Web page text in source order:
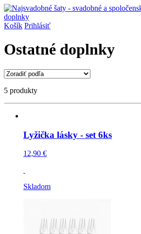
Košík Prihlásiť
Ostatné doplnky
5 produkty
Lyžička lásky - set 6ks
12,90 €
Skladom